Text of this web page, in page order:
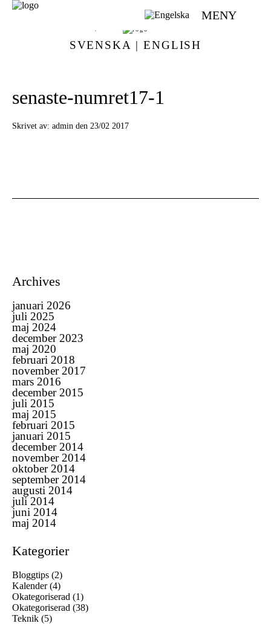
MENY
SVENSKA | ENGLISH
senaste-numret17-1
Skrivet av: admin den 23/02 2017
Archives
januari 2026
juli 2025
maj 2024
december 2023
maj 2020
februari 2018
november 2017
mars 2016
december 2015
juli 2015
maj 2015
februari 2015
januari 2015
december 2014
november 2014
oktober 2014
september 2014
augusti 2014
juli 2014
juni 2014
maj 2014
Kategorier
Bloggtips (2)
Kalender(4)
Okategoriserad (1)
Okategoriserad (38)
Teknik (5)